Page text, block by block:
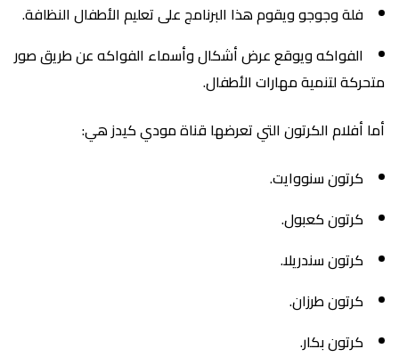
فلة وجوجو ويقوم هذا البرنامج على تعليم الأطفال النظافة.
الفواكه ويوقع عرض أشكال وأسماء الفواكه عن طريق صور
متحركة لتنمية مهارات الأطفال.
أما أفلام الكرتون التي تعرضها قناة مودي كيدز هي:
كرتون سنووايت.
كرتون كعبول.
كرتون سندريلا.
كرتون طرزان.
كرتون بكار.